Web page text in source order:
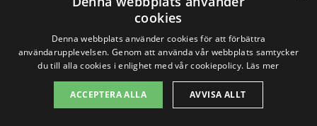
Tormestorp
Hjortetorp
Tormestorp
cookies
Denna webbplats använder cookies för att förbättra
användarupplevelsen. Genom att använda vår webbplats samtycker
du till alla cookies i enlighet med vår cookiepolicy. Läs mer
ACCEPTERA ALLA AVVISA ALLT